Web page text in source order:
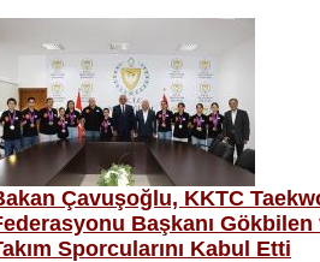
Çavuşoğlu, KKTC
Başkanı Gökbilen
Sporcularını Kabul Etti